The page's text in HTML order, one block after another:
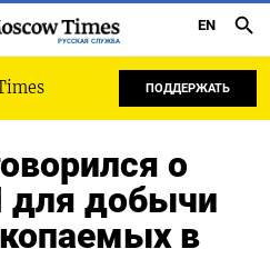
РУССКАЯ СЛУЖБА
EN
ПОДДЕРЖАТЬ
о
для добычи
в